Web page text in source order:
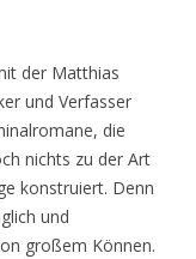
der Matthias
und Verfasser
die
nichts zu der Art
konstruiert. Denn
und
großem Können.